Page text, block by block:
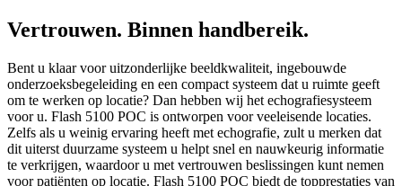
Vertrouwen. Binnen handbereik.
Bent u klaar voor uitzonderlijke beeldkwaliteit, ingebouwde
onderzoeksbegeleiding en een compact systeem dat u ruimte geeft
om te werken op locatie? Dan hebben wij het echografiesysteem
voor u. Flash 5100 POC is ontworpen voor veeleisende locaties.
Zelfs als u weinig ervaring heeft met echografie, zult u merken dat
dit uiterst duurzame systeem u helpt snel en nauwkeurig informatie
te verkrijgen, waardoor u met vertrouwen beslissingen kunt nemen
voor patiënten op locatie. Flash 5100 POC biedt de topprestaties van